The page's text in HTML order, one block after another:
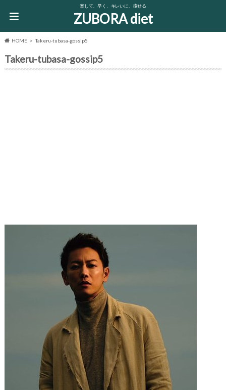
楽して、早く、キレいに、痩せる
ZUBORA diet
HOME Takeru-tubasa-gossip5
Takeru-tubasa-gossip5